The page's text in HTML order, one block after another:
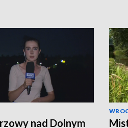
nad Dolnym